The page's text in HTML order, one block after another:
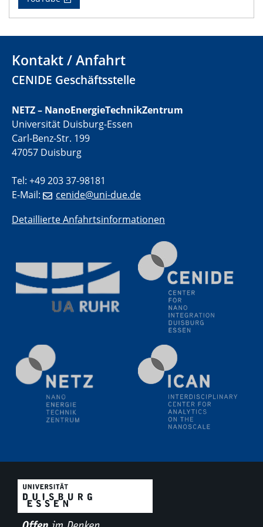
electrocatalysts
01.07.2025
29.07.2025
challenges for a successful circular economy
05.08.2025
Colloquia Series on Sustainable Metallurgy
by Design Framework and AI in Circular Economy
2D-MATURE Seminar Series
Natural Water to H2
Electrochemical Tip-enhanced Raman spectroscopy---
methodology and its application for studying solid-
liquid interfaces
Colloquium IMPR SusMet
It's all about transitions - dealing sustainably and
reliably with critical metal oxides in simulations and
technologies
09.09.2025
09.09.2025
Colloquium IMPR SusMet
It's all about transitions - dealing sustainably and
Kontakt / Anfahrt
CENIDE Geschäftsstelle
NETZ – NanoEnergieTechnikZentrum
Universität Duisburg-Essen
Carl-Benz-Str. 199
47057 Duisburg
Tel: +49 203 37-98181
E-Mail:
cenide@uni-due.de
Detaillierte Anfahrtsinformationen